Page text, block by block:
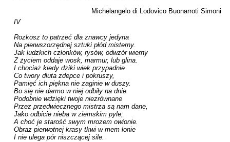
Michelangelo di Lodovico Buonarroti Simoni
IV
Rozkosz to patrzeć dla znawcy jedyna
Na pierwszorzędnej sztuki płód misterny.
Jak ludzkich członków, rysów, odwzór wierny
Z życiem oddaje wosk, marmur, lub glina.
I chociaż kiedy dziki wiek przypadnie
Co twory dłuta zdepce i pokruszy,
Pamięć ich piękna nie zaginie w duszy.
Bo się nie darmo w niej odbiły na dnie.
Podobnie wdzięki twoje niezrównane
Przez przedwiecznego mistrza są nam dane,
Jako odbicie nieba w ziemskim pyle;
A choć je starość swym mrozem owionie.
Obraz pierwotnej krasy tkwi w mem łonie
I nie ulega pór niszczącej sile.